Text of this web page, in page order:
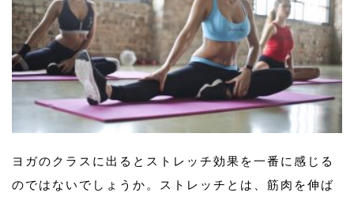
ヨガのクラスに出るとストレッチ効果を一番に感じる
のではないでしょうか。ストレッチとは、筋肉を伸ば